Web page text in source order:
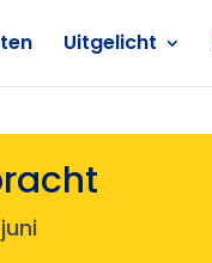
Uitgelicht